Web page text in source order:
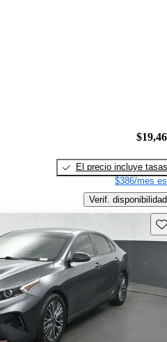
El precio incluye tasas
$386/mes
Verif. disponibilidad